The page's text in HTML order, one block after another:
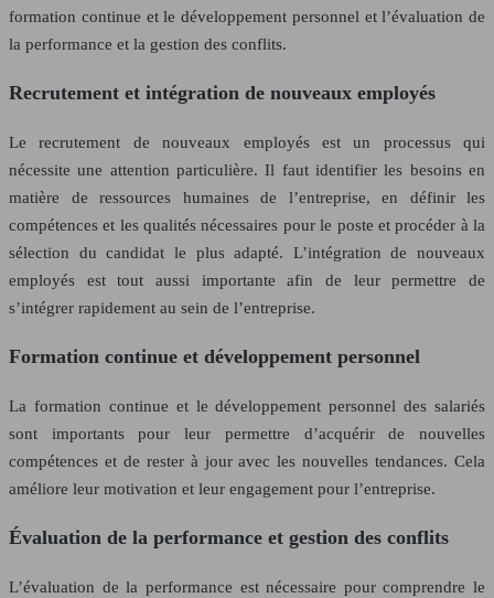
formation continue et le développement personnel et l’évaluation de
la performance et la gestion des conflits.
Recrutement et intégration de nouveaux employés
Le recrutement de nouveaux employés est un processus qui
nécessite une attention particulière. Il faut identifier les besoins en
matière de ressources humaines de l’entreprise, en définir les
compétences et les qualités nécessaires pour le poste et procéder à la
sélection du candidat le plus adapté. L’intégration de nouveaux
employés est tout aussi importante afin de leur permettre de
s’intégrer rapidement au sein de l’entreprise.
Formation continue et développement personnel
La formation continue et le développement personnel des salariés
sont importants pour leur permettre d’acquérir de nouvelles
compétences et de rester à jour avec les nouvelles tendances. Cela
améliore leur motivation et leur engagement pour l’entreprise.
Évaluation de la performance et gestion des conflits
L’évaluation de la performance est nécessaire pour comprendre le